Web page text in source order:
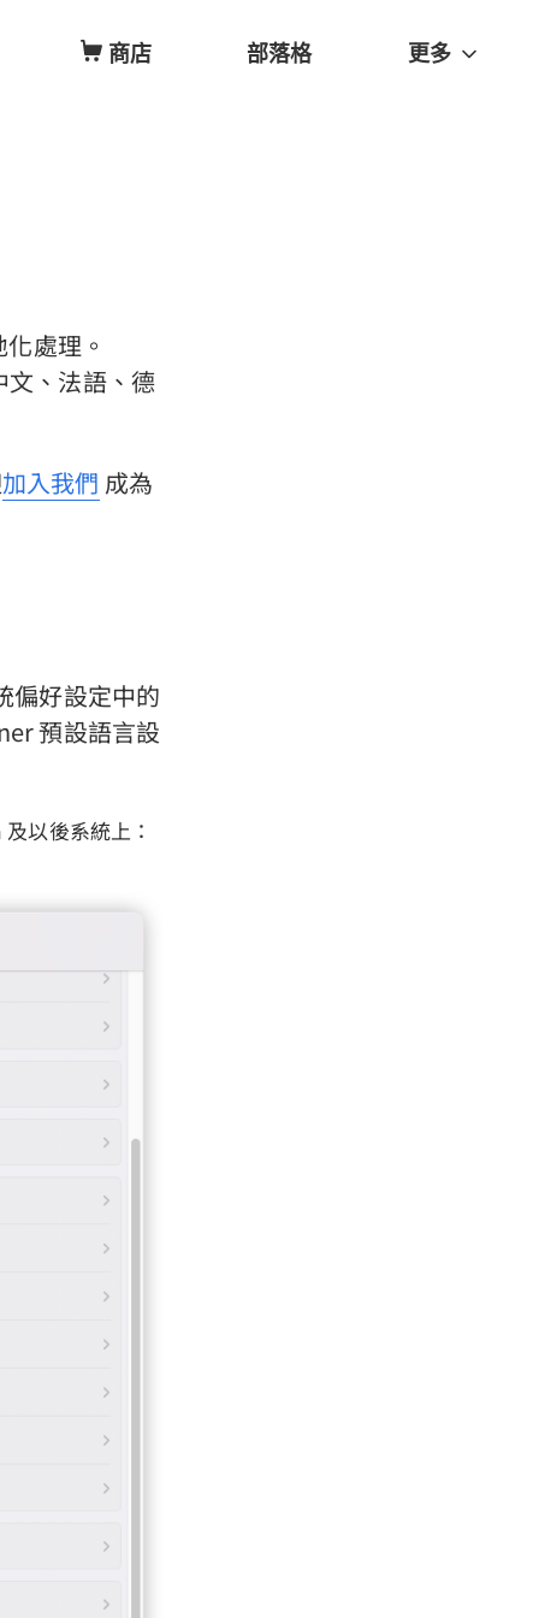
商店 部落格 更多
處理。
、法語、德
加入我們 成為
偏好設定中的
預設語言設
以後系統上：